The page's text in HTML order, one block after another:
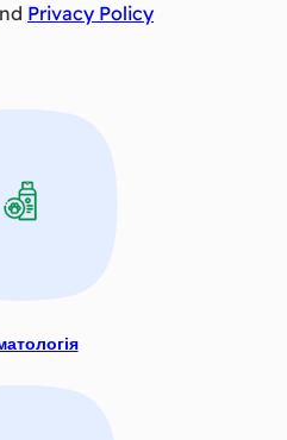
Privacy Policy